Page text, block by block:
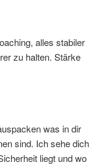
alles stabiler
zu halten. Stärke
was in dir
sind. Ich sehe dich
liegt und wo